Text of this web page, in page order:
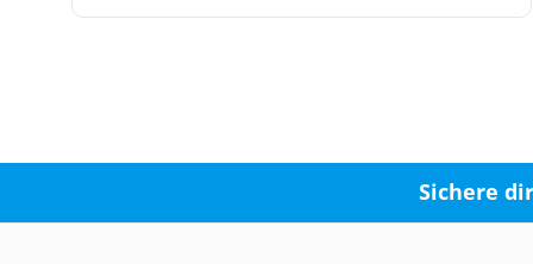
Sichere